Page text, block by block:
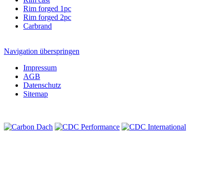
Rim forged 1pc
Rim forged 2pc
Carbrand
Navigation überspringen
Impressum
AGB
Datenschutz
Sitemap